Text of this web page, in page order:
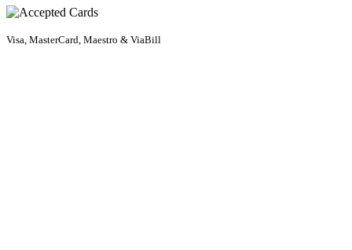
Visa, MasterCard, Maestro & ViaBill